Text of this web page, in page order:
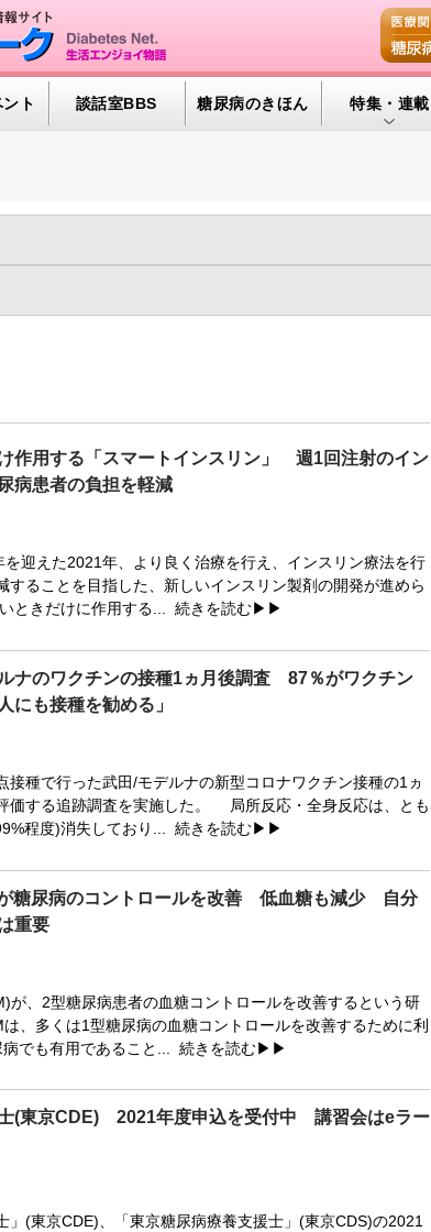
ト 談話室BBS 糖尿病のきほん 特集・連載
年 2007年 2006年 2005年 2004年 2003年
食事療法（1318)
作用する「スマートインスリン」 週1回注射のイン
病患者の負担を軽減
迎えた2021年、より良く治療を行え、インスリン療法を行
することを目指した、新しいインスリン製剤の開発が進めら
ときだけに作用する... 続きを読む▶▶
ルナのワクチンの接種1ヵ月後調査 87％がワクチン
にも接種を勧める」
種で行った武田/モデルナの新型コロナワクチン接種の1ヵ
価する追跡調査を実施した。 局所反応・全身反応は、とも
程度)消失しており... 続きを読む▶▶
糖尿病のコントロールを改善 低血糖も減少 自分
重要
、2型糖尿病患者の血糖コントロールを改善するという研
、多くは1型糖尿病の血糖コントロールを改善するために利
でも有用であること... 続きを読む▶▶
(東京CDE) 2021年度申込を受付中 講習会はeラー
(東京CDE)、「東京糖尿病療養支援士」(東京CDS)の2021